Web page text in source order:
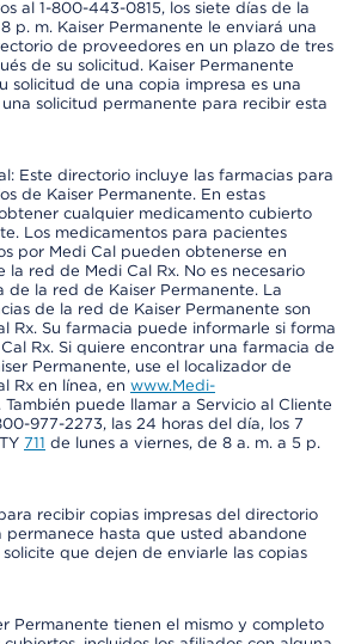
al 1-800-443-0815, los siete días de la
p. m. Kaiser Permanente le enviará una
de proveedores en un plazo de tres
de su solicitud. Kaiser Permanente
solicitud de una copia impresa es una
solicitud permanente para recibir esta
Este directorio incluye las farmacias para
de Kaiser Permanente. En estas
cualquier medicamento cubierto
Los medicamentos para pacientes
por Medi Cal pueden obtenerse en
la red de Medi Cal Rx. No es necesario
de la red de Kaiser Permanente. La
de la red de Kaiser Permanente son
Rx. Su farmacia puede informarle si forma
Rx. Si quiere encontrar una farmacia de
Permanente, use el localizador de
Rx en línea, en www.Medi-
. También puede llamar a Servicio al Cliente
977-2273, las 24 horas del día, los 7
711 de lunes a viernes, de 8 a. m. a 5 p.
recibir copias impresas del directorio
permanece hasta que usted abandone
que dejen de enviarle las copias
Permanente tienen el mismo y completo